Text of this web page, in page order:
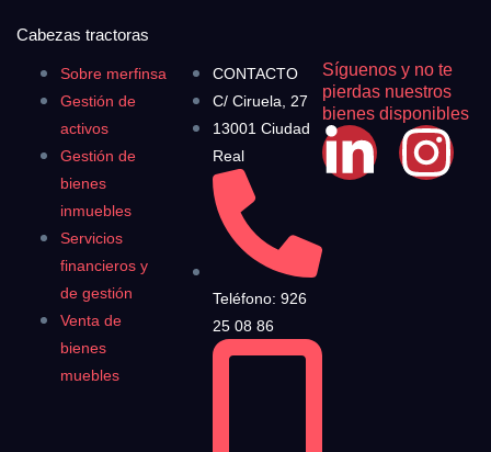
Sobre merfinsa
Gestión de
activos
Gestión de
bienes
inmuebles
Servicios
financieros y
de gestión
Venta de
bienes
muebles
CONTACTO
C/ Ciruela, 27
13001 Ciudad
Real
Teléfono: 926
25 08 86
Síguenos y no te
pierdas nuestros
bienes disponibles
Cabezas tractoras